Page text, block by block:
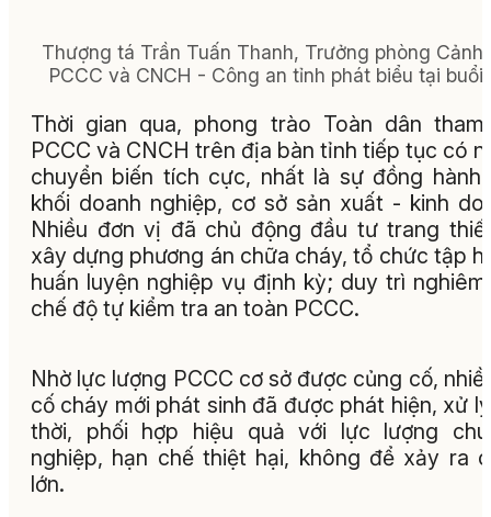
Thượng tá Trần Tuấn Thanh, Trưởng phòng Cảnh
PCCC và CNCH - Công an tỉnh phát biểu tại buổi
Thời gian qua, phong trào Toàn dân
PCCC và CNCH trên địa bàn tỉnh tiếp tục có
chuyển biến tích cực, nhất là sự đồng hành
khối doanh nghiệp, cơ sở sản xuất - kinh
Nhiều đơn vị đã chủ động đầu tư trang
xây dựng phương án chữa cháy, tổ chức tập
huấn luyện nghiệp vụ định kỳ; duy trì
chế độ tự kiểm tra an toàn PCCC.
Nhờ lực lượng PCCC cơ sở được củng cố,
cố cháy mới phát sinh đã được phát hiện, xử
thời, phối hợp hiệu quả với lực lượng
nghiệp, hạn chế thiệt hại, không để xảy ra
lớn.